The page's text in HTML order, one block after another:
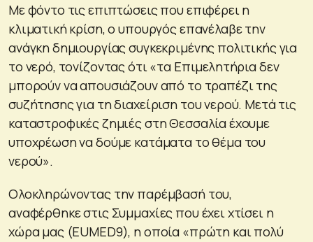
Με φόντο τις επιπτώσεις που επιφέρει η
κλιματική κρίση, ο υπουργός επανέλαβε την
ανάγκη δημιουργίας συγκεκριμένης πολιτικής για
το νερό, τονίζοντας ότι «τα Επιμελητήρια δεν
μπορούν να απουσιάζουν από το τραπέζι της
συζήτησης για τη διαχείριση του νερού. Μετά τις
καταστροφικές ζημιές στη Θεσσαλία έχουμε
υποχρέωση να δούμε κατάματα το θέμα του
νερού».
Ολοκληρώνοντας την παρέμβασή του,
αναφέρθηκε στις Συμμαχίες που έχει χτίσει η
χώρα μας (EUMED9), η οποία «πρώτη και πολύ